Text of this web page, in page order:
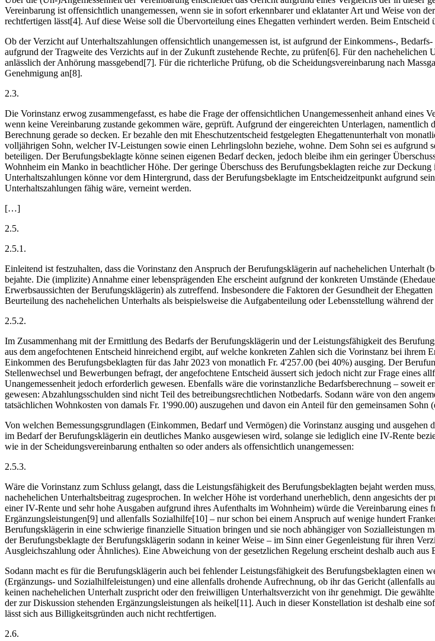
Vereinbarung ist offensichtlich unangemessen, wenn sie in sofort erkennbarer und eklatanter Art und Weise von
rechtfertigen lässt[4]. Auf diese Weise soll die Übervorteilung eines Ehegatten verhindert werden. Beim
Ob der Verzicht auf Unterhaltszahlungen offensichtlich unangemessen ist, ist aufgrund der Einkommens-,
aufgrund der Tragweite des Verzichts auf in der Zukunft zustehende Rechte, zu prüfen[6]. Für den
anlässlich der Anhörung massgebend[7]. Für die richterliche Prüfung, ob die Scheidungsvereinbarung nach
Genehmigung an[8].
2.3.
Die Vorinstanz erwog zusammengefasst, es habe die Frage der offensichtlichen Unangemessenheit anhand
wenn keine Vereinbarung zustande gekommen wäre, geprüft. Aufgrund der eingereichten Unterlagen,
Berechnung gerade so decken. Er bezahle den mit Eheschutzentscheid festgelegten Ehegattenunterhalt von
volljährigen Sohn, welcher IV-Leistungen sowie einen Lehrlingslohn beziehe, wohne. Dem Sohn sei es
beteiligen. Der Berufungsbeklagte könne seinen eigenen Bedarf decken, jedoch bleibe ihm ein geringer
Wohnheim ein Manko in beachtlicher Höhe. Der geringe Überschuss des Berufungsbeklagten reiche zur
Unterhaltszahlungen könne vor dem Hintergrund, dass der Berufungsbeklagte im Entscheidzeitpunkt aufgrund
Unterhaltszahlungen fähig wäre, verneint werden.
[…]
2.5.
2.5.1.
Einleitend ist festzuhalten, dass die Vorinstanz den Anspruch der Berufungsklägerin auf nachehelichen
bejahte. Die (implizite) Annahme einer lebensprägenden Ehe erscheint aufgrund der konkreten Umstände
Erwerbsaussichten der Berufungsklägerin) als zutreffend. Insbesondere die Faktoren der Gesundheit der
Beurteilung des nachehelichen Unterhalts als beispielsweise die Aufgabenteilung oder Lebensstellung während der
2.5.2.
Im Zusammenhang mit der Ermittlung des Bedarfs der Berufungsklägerin und der Leistungsfähigkeit des
aus dem angefochtenen Entscheid hinreichend ergibt, auf welche konkreten Zahlen sich die Vorinstanz bei
Einkommen des Berufungsbeklagten für das Jahr 2023 von monatlich Fr. 4'257.00 (bei 40%) ausging. Der
Stellenwechsel und Bewerbungen befragt, der angefochtene Entscheid äussert sich jedoch nicht zur Frage
Unangemessenheit jedoch erforderlich gewesen. Ebenfalls wäre die vorinstanzliche Bedarfsberechnung –
gewesen: Abzahlungsschulden sind nicht Teil des betreibungsrechtlichen Notbedarfs. Sodann wäre von den
tatsächlichen Wohnkosten von damals Fr. 1'990.00) auszugehen und davon ein Anteil für den gemeinsamen
Von welchen Bemessungsgrundlagen (Einkommen, Bedarf und Vermögen) die Vorinstanz ausging und
im Bedarf der Berufungsklägerin ein deutliches Manko ausgewiesen wird, solange sie lediglich eine IV-Rente
wie in der Scheidungsvereinbarung enthalten so oder anders als offensichtlich unangemessen:
2.5.3.
Wäre die Vorinstanz zum Schluss gelangt, dass die Leistungsfähigkeit des Berufungsbeklagten bejaht werden
nachehelichen Unterhaltsbeitrag zugesprochen. In welcher Höhe ist vorderhand unerheblich, denn angesichts
einer IV-Rente und sehr hohe Ausgaben aufgrund ihres Aufenthalts im Wohnheim) würde die Vereinbarung
Ergänzungsleistungen[9] und allenfalls Sozialhilfe[10] – nur schon bei einem Anspruch auf wenige hundert
Berufungsklägerin in eine schwierige finanzielle Situation bringen und sie noch abhängiger von Sozialleistungen
der Berufungsbeklagte der Berufungsklägerin sodann in keiner Weise – im Sinn einer Gegenleistung für ihren
Ausgleichszahlung oder Ähnliches). Eine Abweichung von der gesetzlichen Regelung erscheint deshalb auch
Sodann macht es für die Berufungsklägerin auch bei fehlender Leistungsfähigkeit des Berufungsbeklagten
(Ergänzungs- und Sozialhilfeleistungen) und eine allenfalls drohende Aufrechnung, ob ihr das Gericht (allenfalls
keinen nachehelichen Unterhalt zuspricht oder den freiwilligen Unterhaltsverzicht von ihr genehmigt. Die
der zur Diskussion stehenden Ergänzungsleistungen als heikel[11]. Auch in dieser Konstellation ist deshalb eine
lässt sich aus Billigkeitsgründen auch nicht rechtfertigen.
2.6.